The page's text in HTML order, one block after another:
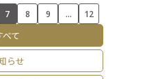
7 8 9 ... 12
べて
らせ